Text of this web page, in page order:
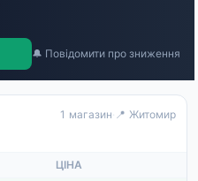
🔔 Повідомити про зниження
1 магазин· 📍 Житомир
ЦІНА